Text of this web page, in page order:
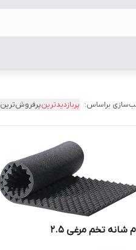
براساس: پربازدیدترینپرفروش‌ترین
شانه تخم مرغی ۲.۵